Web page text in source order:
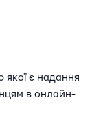
якої є надання
в онлайн-